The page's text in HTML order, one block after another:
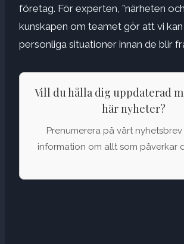
företag. För experten, ”närheten
kunskapen om teamet gör att vi
personliga situationer innan de blir
Vill du hålla dig uppdaterad
här nyheter?
Prenumerera på vårt
information om allt som påverkar